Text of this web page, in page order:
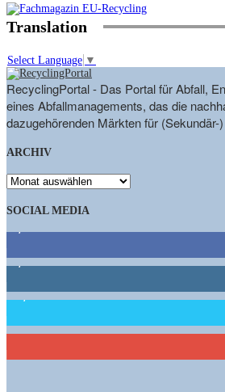
Translation
Select Language ▼
RecyclingPortal - Das Portal für Abfall,
eines Abfallmanagements, das die
dazugehörenden Märkten für
ARCHIV
ARCHIV
SOCIAL MEDIA